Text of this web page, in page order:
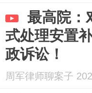
最高院：
式处理安置
政诉讼！
周军律师聊案子